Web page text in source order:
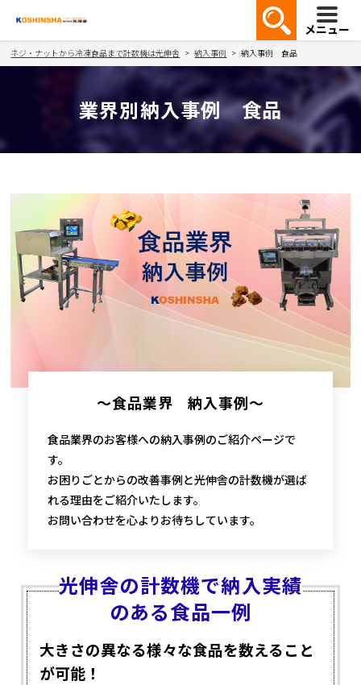
メニュー
ネジ・ナットから冷凍食品まで計数機は光伸舎 納入事例 納入事例 食品
業界別納入事例 食品
～食品業界 納入事例～
食品業界のお客様への納入事例のご紹介ページで
す。
お困りごとからの改善事例と光伸舎の計数機が選ば
れる理由をご紹介いたします。
お問い合わせを心よりお待ちしています。
光伸舎の計数機で納入実績
のある食品一例
大きさの異なる様々な食品を数えること
が可能！